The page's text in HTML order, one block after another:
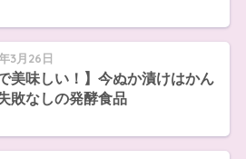
3月26日
美味しい！】今ぬか漬けはかん
敗なしの発酵食品